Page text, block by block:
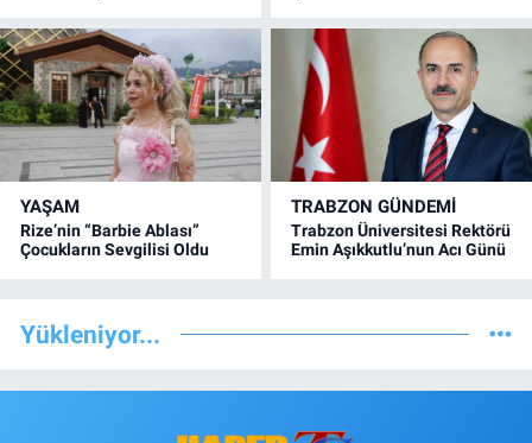
YAŞAM
Rize’nin “Barbie Ablası”
Çocukların Sevgilisi Oldu
TRABZON GÜNDEMİ
Trabzon Üniversitesi Rektörü
Emin Aşıkkutlu’nun Acı Günü
Yükleniyor...